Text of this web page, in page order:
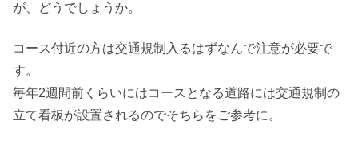
が、どうでしょうか。
コース付近の方は交通規制入るはずなんで注意が必要で
す。
毎年2週間前くらいにはコースとなる道路には交通規制の
立て看板が設置されるのでそちらをご参考に。